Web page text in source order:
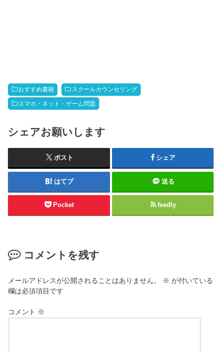
おすすめ書籍 スクールカウンセリング
スマホ・ネット・ゲーム問題
シェアお願いします
ポスト シェア
はてブ 送る
Pocket feedly
コメントを残す
メールアドレスが公開されることはありません。 ※ が付いている
欄は必須項目です
コメント ※